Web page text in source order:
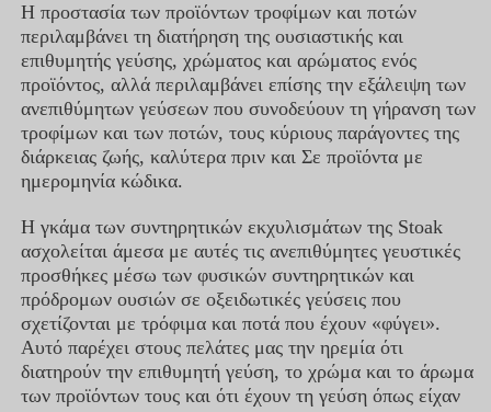
Η προστασία των προϊόντων τροφίμων και ποτών
περιλαμβάνει τη διατήρηση της ουσιαστικής και
επιθυμητής γεύσης, χρώματος και αρώματος ενός
προϊόντος, αλλά περιλαμβάνει επίσης την εξάλειψη των
ανεπιθύμητων γεύσεων που συνοδεύουν τη γήρανση των
τροφίμων και των ποτών, τους κύριους παράγοντες της
διάρκειας ζωής, καλύτερα πριν και Σε προϊόντα με
ημερομηνία κώδικα.
Η γκάμα των συντηρητικών εκχυλισμάτων της Stoak
ασχολείται άμεσα με αυτές τις ανεπιθύμητες γευστικές
προσθήκες μέσω των φυσικών συντηρητικών και
πρόδρομων ουσιών σε οξειδωτικές γεύσεις που
σχετίζονται με τρόφιμα και ποτά που έχουν «φύγει».
Αυτό παρέχει στους πελάτες μας την ηρεμία ότι
διατηρούν την επιθυμητή γεύση, το χρώμα και το άρωμα
των προϊόντων τους και ότι έχουν τη γεύση όπως είχαν